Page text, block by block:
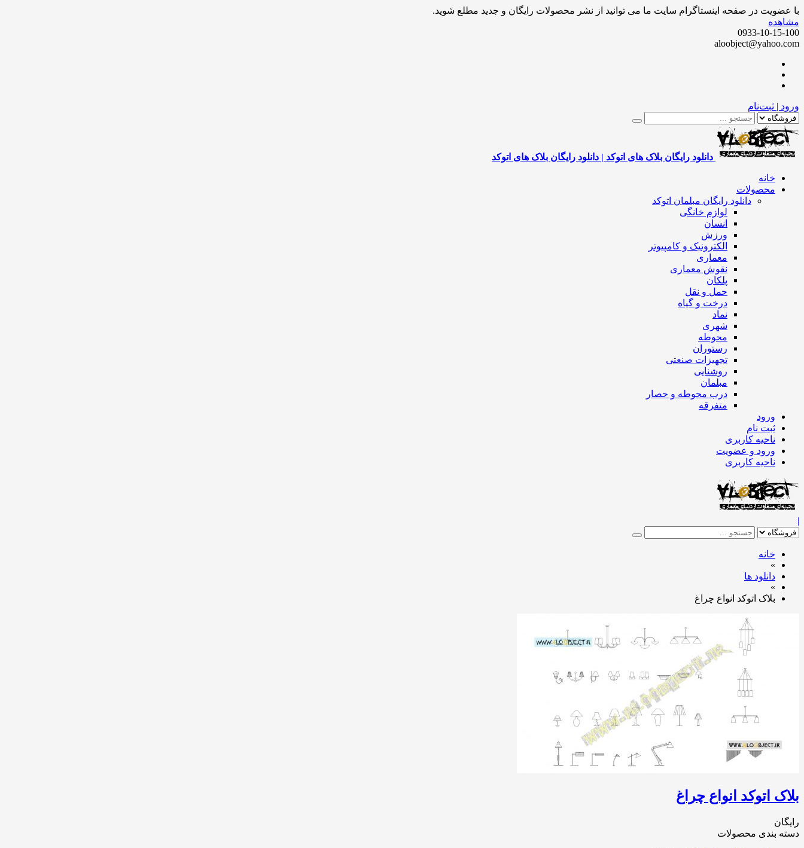
با عضویت در صفحه اینستاگرام سایت ما می توانید از نشر محصولات رایگان و جدید مطلع شوید.
مشاهده
0933-10-15-100
aloobject@yahoo.com
ورود | ثبت‌نام
دانلود رایگان بلاک های اتوکد | دانلود رایگان بلاک های اتوکد
خانه
محصولات
دانلود رایگان مبلمان اتوکد
لوازم خانگی
انسان
ورزش
الکترونیک و کامپیوتر
معماری
نقوش معماری
پلکان
حمل و نقل
درخت و گیاه
نماد
شهری
محوطه
رستوران
تجهیزات صنعتی
روشنایی
مبلمان
درب محوطه و حصار
متفرقه
ورود
ثبت نام
ناحیه کاربری
ورود و عضویت
ناحیه کاربری
|
خانه
»
دانلود ها
»
بلاک اتوکد انواع چراغ
بلاک اتوکد انواع چراغ
رایگان
دسته بندی محصولات